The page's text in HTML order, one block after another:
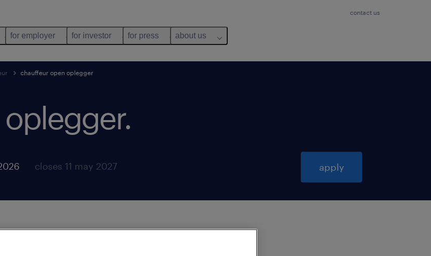
contact us
for employer for investor for press about us
chauffeur open oplegger
.
closes 11 may 2027 apply